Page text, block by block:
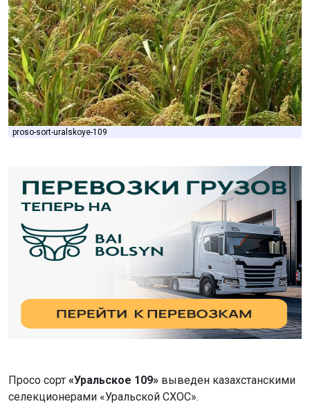
proso-sort-uralskoye-109
Просо сорт «Уральское 109» выведен казахстанскими
селекционерами «Уральской СХОС».